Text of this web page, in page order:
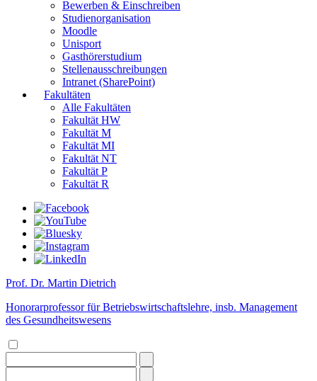
Bewerben & Einschreiben
Studienorganisation
Moodle
Unisport
Gasthörerstudium
Stellenausschreibungen
Intranet (SharePoint)
Fakultäten
Alle Fakultäten
Fakultät HW
Fakultät M
Fakultät MI
Fakultät NT
Fakultät P
Fakultät R
Prof. Dr. Martin Dietrich
Honorarprofessor für Betriebswirtschaftslehre, insb. Management
des Gesundheitswesens